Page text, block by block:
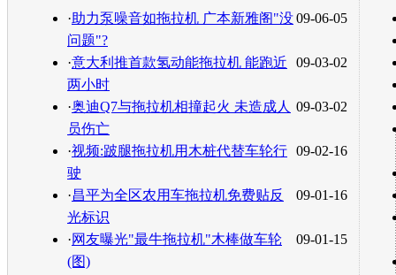
转发至：
09-06-05
·助力泵噪音如拖拉机 广本新雅阁"没
问题"?
09-03-02
·意大利推首款氢动能拖拉机 能跑近
两小时
09-03-02
·奥迪Q7与拖拉机相撞起火 未造成人
员伤亡
09-02-16
·视频:跛腿拖拉机用木桩代替车轮行
驶
09-01-16
·昌平为全区农用车拖拉机免费贴反
光标识
09-01-15
·网友曝光"最牛拖拉机"木棒做车轮
(图)